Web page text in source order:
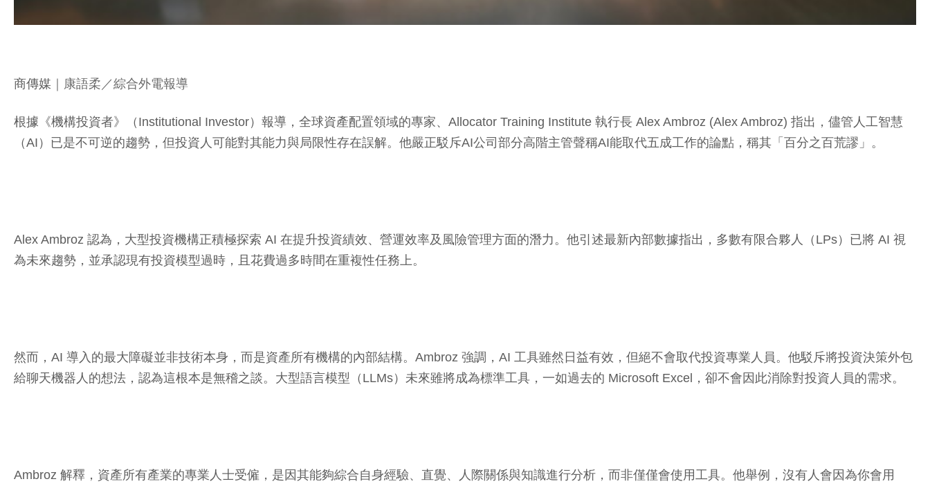
商傳媒 ｜康語柔／綜合外電報導
根據《機構投資者》（Institutional Investor）報導，全球資產配置領域的專家、Allocator Training Institute 執行長 Alex Ambroz (Alex Ambroz) 指出，儘管人工智慧
（AI）已是不可逆的趨勢，但投資人可能對其能力與局限性存在誤解。他嚴正駁斥AI公司部分高階主管聲稱AI能取代五成工作的論點，稱其「百分之百荒謬」。
Alex Ambroz 認為，大型投資機構正積極探索 AI 在提升投資績效、營運效率及風險管理方面的潛力。他引述最新內部數據指出，多數有限合夥人（LPs）已將 AI 視
為未來趨勢，並承認現有投資模型過時，且花費過多時間在重複性任務上。
然而，AI 導入的最大障礙並非技術本身，而是資產所有機構的內部結構。Ambroz 強調，AI 工具雖然日益有效，但絕不會取代投資專業人員。他駁斥將投資決策外包
給聊天機器人的想法，認為這根本是無稽之談。大型語言模型（LLMs）未來雖將成為標準工具，一如過去的 Microsoft Excel，卻不會因此消除對投資人員的需求。
Ambroz 解釋，資產所有產業的專業人士受僱，是因其能夠綜合自身經驗、直覺、人際關係與知識進行分析，而非僅僅會使用工具。他舉例，沒有人會因為你會用